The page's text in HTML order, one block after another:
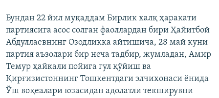
Бундан 22 йил муқаддам Бирлик халқ ҳаракати
партиясига асос солган фаоллардан бири Ҳайитбой
Абдуллаевнинг Озодликка айтишича, 28 май куни
партия аъзолари бир неча тадбир, жумладан, Амир
Темур ҳайкали пойига гул қўйиш ва
Қирғизистоннинг Тошкентдаги элчихонаси ёнида
Ўш воқеалари юзасидан адолатли текширувни